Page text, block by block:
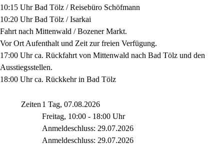
10:15 Uhr Bad Tölz / Reisebüro Schöfmann
10:20 Uhr Bad Tölz / Isarkai
Fahrt nach Mittenwald / Bozener Markt.
Vor Ort Aufenthalt und Zeit zur freien Verfügung.
17:00 Uhr ca. Rückfahrt von Mittenwald nach Bad Tölz und den
Ausstiegsstellen.
18:00 Uhr ca. Rückkehr in Bad Tölz
Zeiten 1 Tag, 07.08.2026
Freitag, 10:00 - 18:00 Uhr
Anmeldeschluss: 29.07.2026
Anmeldeschluss: 29.07.2026